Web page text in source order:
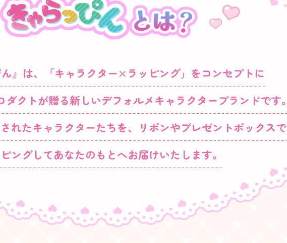
』は、
「キャラクター×ラッピング」をコンセプトに
ダクトが贈る新しいデフォルメキャラクターブランドです。
れたキャラクターたちを、
リボンやプレゼントボックスで
ングしてあなたのもとへお届けいたします。